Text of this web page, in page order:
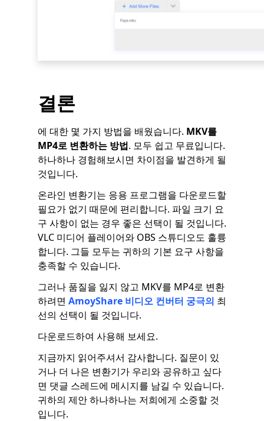
결론
에 대한 몇 가지 방법을 배웠습니다. MKV를
MP4로 변환하는 방법. 모두 쉽고 무료입니다.
하나하나 경험해보시면 차이점을 발견하게 될
것입니다.
온라인 변환기는 응용 프로그램을 다운로드할
필요가 없기 때문에 편리합니다. 파일 크기 요
구 사항이 없는 경우 좋은 선택이 될 것입니다.
VLC 미디어 플레이어와 OBS 스튜디오도 훌륭
합니다. 그들 모두는 귀하의 기본 요구 사항을
충족할 수 있습니다.
그러나 품질을 잃지 않고 MKV를 MP4로 변환
하려면 AmoyShare 비디오 컨버터 궁극의 최
선의 선택이 될 것입니다.
다운로드하여 사용해 보세요.
지금까지 읽어주셔서 감사합니다. 질문이 있
거나 더 나은 변환기가 우리와 공유하고 싶다
면 댓글 스레드에 메시지를 남길 수 있습니다.
귀하의 제안 하나하나는 저희에게 소중할 것
입니다.